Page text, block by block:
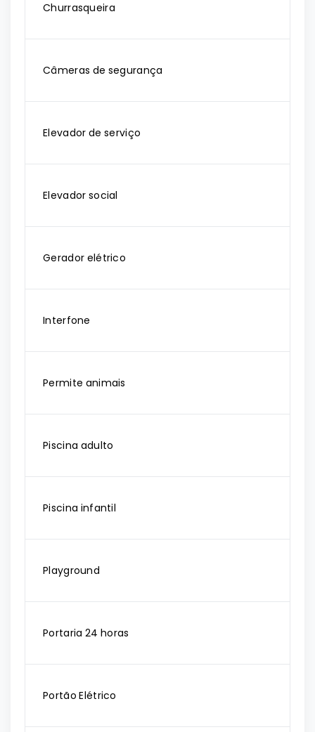
Churrasqueira
Câmeras de segurança
Elevador de serviço
Elevador social
Gerador elétrico
Interfone
Permite animais
Piscina adulto
Piscina infantil
Playground
Portaria 24 horas
Portão Elétrico